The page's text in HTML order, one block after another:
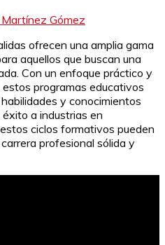
Gómez
ofrecen una amplia gama
aquellos que buscan una
Con un enfoque práctico y
programas educativos
y conocimientos
a industrias en
ciclos formativos pueden
profesional sólida y